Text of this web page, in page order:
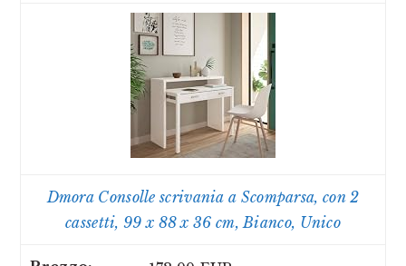
Dmora Consolle scrivania a Scomparsa, con 2
cassetti, 99 x 88 x 36 cm, Bianco, Unico